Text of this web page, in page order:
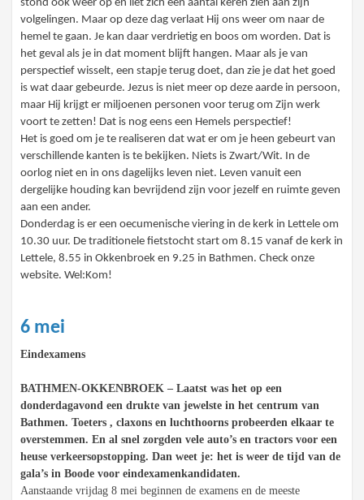
stond ook weer op en liet zich een aantal keren zien aan zijn
volgelingen. Maar op deze dag verlaat Hij ons weer om naar de
hemel te gaan. Je kan daar verdrietig en boos om worden. Dat is
het geval als je in dat moment blijft hangen. Maar als je van
perspectief wisselt, een stapje terug doet, dan zie je dat het goed
is wat daar gebeurde. Jezus is niet meer op deze aarde in persoon,
maar Hij krijgt er miljoenen personen voor terug om Zijn werk
voort te zetten! Dat is nog eens een Hemels perspectief!
Het is goed om je te realiseren dat wat er om je heen gebeurt van
verschillende kanten is te bekijken. Niets is Zwart/Wit. In de
oorlog niet en in ons dagelijks leven niet. Leven vanuit een
dergelijke houding kan bevrijdend zijn voor jezelf en ruimte geven
aan een ander.
Donderdag is er een oecumenische viering in de kerk in Lettele om
10.30 uur. De traditionele fietstocht start om 8.15 vanaf de kerk in
Lettele, 8.55 in Okkenbroek en 9.25 in Bathmen. Check onze
website. Wel:Kom!
6 mei
Eindexamens
BATHMEN-OKKENBROEK – Laatst was het op een
donderdagavond een drukte van jewelste in het centrum van
Bathmen. Toeters , claxons en luchthoorns probeerden elkaar te
overstemmen. En al snel zorgden vele auto’s en tractors voor een
heuse verkeersopstopping. Dan weet je: het is weer de tijd van de
gala’s in Boode voor eindexamenkandidaten.
Aanstaande vrijdag 8 mei beginnen de examens en de meeste